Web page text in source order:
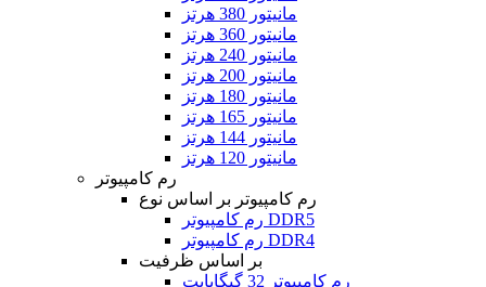
مانیتور 380 هرتز
مانیتور 360 هرتز
مانیتور 240 هرتز
مانیتور 200 هرتز
مانیتور 180 هرتز
مانیتور 165 هرتز
مانیتور 144 هرتز
مانیتور 120 هرتز
رم کامپیوتر
رم کامپیوتر بر اساس نوع
رم کامپیوتر DDR5
رم کامپیوتر DDR4
بر اساس ظرفیت
رم کامپیوتر 32 گیگابایت